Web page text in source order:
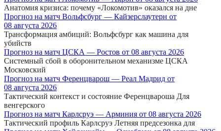
Анатомия кризиса: почему «Локомотив» оказался на дне
Прогноз на матч Вольфсбург — Кайзерслаутерн от
08 августа 2026
Трансформация амбиций: Вольфсбург как машина для
убийств
Прогноз на матч ЦСКА — Ростов от 08 августа 2026
Системный сбой в оборонительном механизме ЦСКА
Московский
Прогноз на матч Ференцварош — Реал Мадрид от
08 августа 2026
Тактический контекст и состояние Ференцвароша Для
венгерского
Прогноз на матч Карлсруэ — Арминия от 08 августа 2026
Тактический профиль Карлсруэ Летняя предсезонка для